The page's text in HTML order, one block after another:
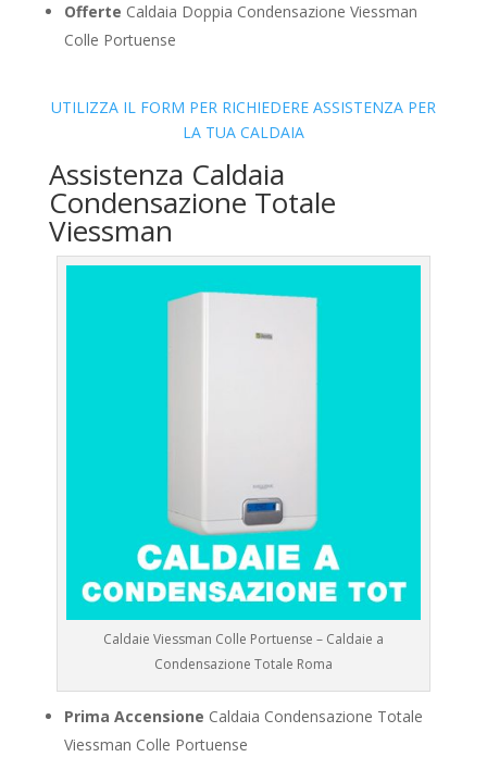
Offerte Caldaia Doppia Condensazione Viessman
Colle Portuense
UTILIZZA IL FORM PER RICHIEDERE ASSISTENZA PER
LA TUA CALDAIA
Assistenza Caldaia
Condensazione Totale
Viessman
Caldaie Viessman Colle Portuense – Caldaie a
Condensazione Totale Roma
Prima Accensione Caldaia Condensazione Totale
Viessman Colle Portuense